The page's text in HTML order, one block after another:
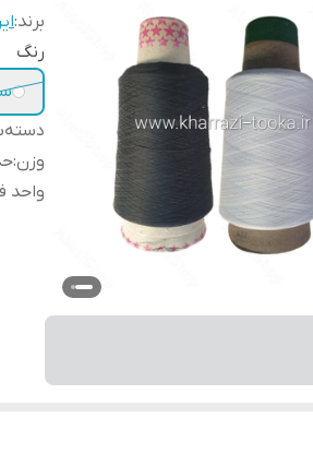
برند:
رنگ
وزن:
واحد